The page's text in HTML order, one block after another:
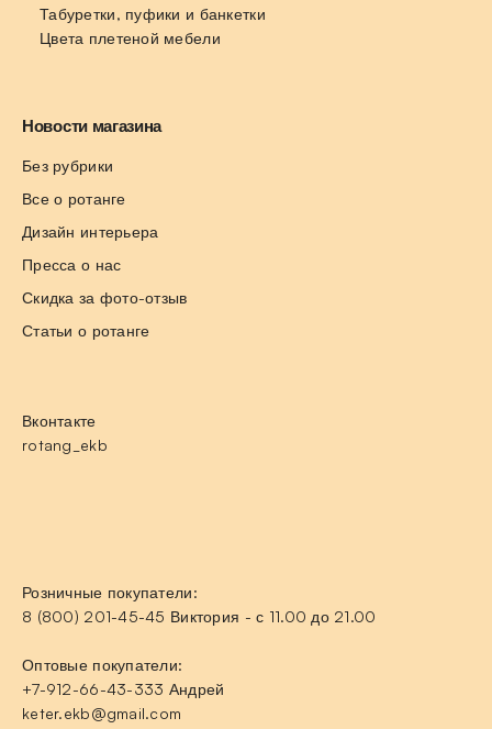
Табуретки, пуфики и банкетки
Цвета плетеной мебели
Новости магазина
Без рубрики
Все о ротанге
Дизайн интерьера
Пресса о нас
Скидка за фото-отзыв
Статьи о ротанге
Вконтакте
rotang_ekb
Розничные покупатели:
8 (800) 201-45-45 Виктория - с 11.00 до 21.00
Оптовые покупатели:
+7-912-66-43-333 Андрей
keter.ekb@gmail.com